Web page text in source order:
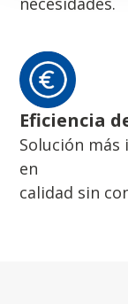
Eficiencia
Solución
en
calidad sin